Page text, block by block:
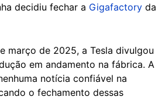
decidiu fechar a Gigafactory da
março de 2025, a Tesla divulgou
em andamento na fábrica. A
notícia confiável na
o fechamento dessas